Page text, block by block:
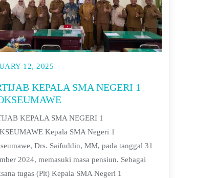
12, 2025
KEPALA SMA NEGERI 1
KEPALA SMA NEGERI 1
Kepala SMA Negeri 1
Drs. Saifuddin, MM, pada tanggal 31
2024, memasuki masa pensiun. Sebagai
tugas (Plt) Kepala SMA Negeri 1